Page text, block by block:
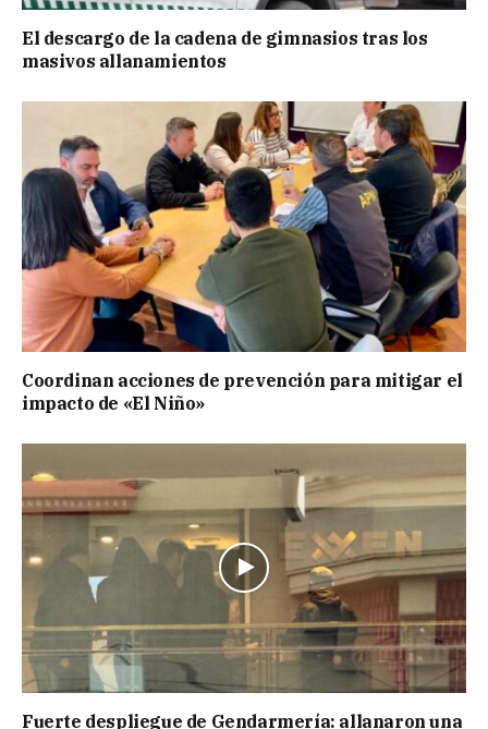
El descargo de la cadena de gimnasios tras los
masivos allanamientos
Coordinan acciones de prevención para mitigar el
impacto de «El Niño»
Fuerte despliegue de Gendarmería: allanaron una